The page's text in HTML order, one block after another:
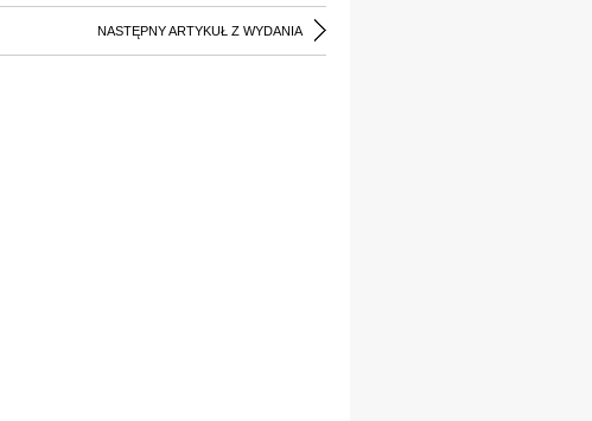
NASTĘPNY ARTYKUŁ Z WYDANIA